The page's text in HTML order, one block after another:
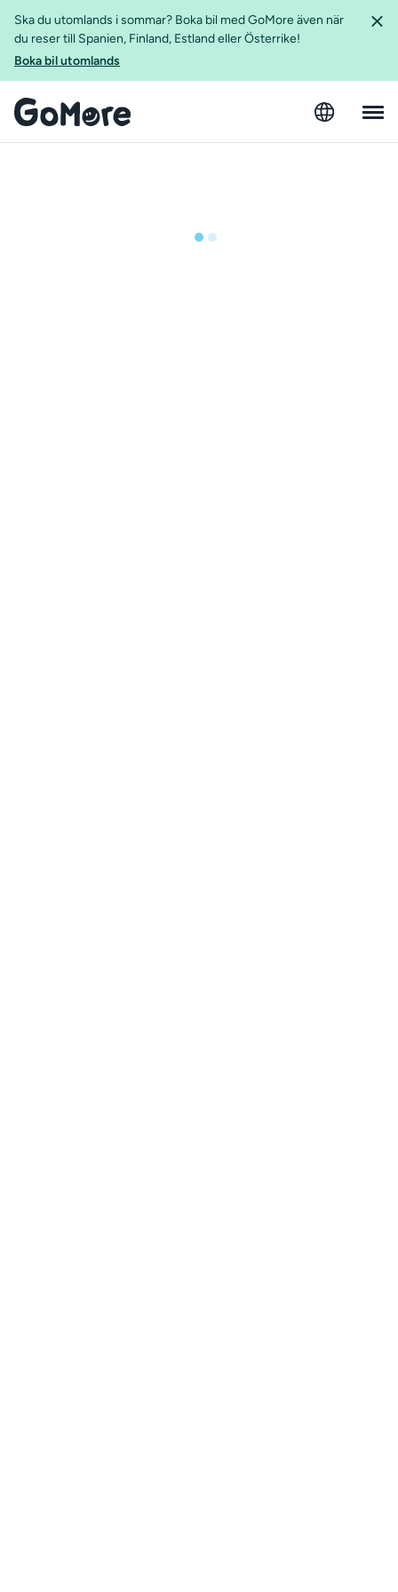
Ska du utomlands i sommar? Boka bil med GoMore även när
du reser till Spanien, Finland, Estland eller Österrike!
Boka bil utomlands